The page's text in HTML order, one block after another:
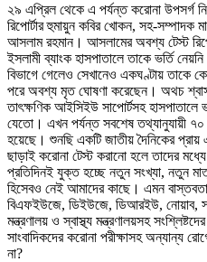
২৯ এপ্রিল থেকে এ পর্যন্ত করোনা উপসর্গ
রিপোর্টার হুমায়ুন কবির খোকন, সহ-
আসলাম রহমান। আসলামের অবশ্য টেস্ট
ইসলামী ব্যাংক হাসপাতালে তাকে ভর্তি
বিভাগে গেলেও সেখানেও একঘণ্টায় তাকে
পরে অবশ্য মৃত ঘোষণা করেছেন। অথচ
তাৎক্ষণিক আইসিইউ সাপোর্টসহ
যেতো। এখন পর্যন্ত সবশেষ তথ্যানুযায়ী
হয়েছে। শুনছি একটি জাতীয় দৈনিকের
ছাড়াই করোনা টেস্ট করানো হলে তাদের
প্রতিদিনই যুক্ত হচ্ছে নতুন সংখ্যা, নতুন
হিসেবও নেই আমাদের কাছে। এমন
বিএফইউজে, ডিইউজে, ডিআরইউ, নোয়াব,
মন্ত্রণালয় ও স্বাস্থ্য মন্ত্রণালয়সহ
সাংবাদিকদের করোনা পরীক্ষাসহ অন্যান্য
না?